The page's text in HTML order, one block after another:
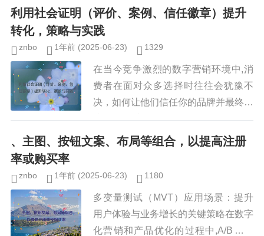
如购买、注册或订阅，仅仅依靠清晰...
利用社会证明（评价、案例、信任徽章）提升
转化，策略与实践
znbo 1年前 (2025-06-23) 1329
在当今竞争激烈的数字营销环境中,消
费者在面对众多选择时往往会犹豫不
决，如何让他们信任你的品牌并最终完
成购买？社会证明（Social Proof） 是
一种强大的心理现象，能够显著影响消
、主图、按钮文案、布局等组合，以提高注册
率或购买率
znbo 1年前 (2025-06-23) 1180
多变量测试（MVT）应用场景：提升
用户体验与业务增长的关键策略在数字
化营销和产品优化的过程中,A/B测试